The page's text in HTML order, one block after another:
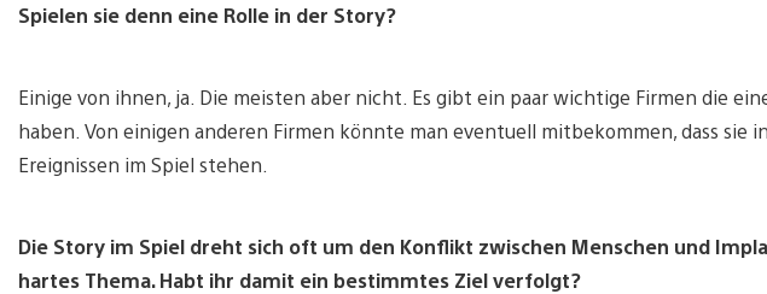
Spielen sie denn eine Rolle in der Story?
Einige von ihnen, ja. Die meisten aber nicht. Es gibt ein paar wichtige Firmen die
haben. Von einigen anderen Firmen könnte man eventuell mitbekommen, dass sie
Ereignissen im Spiel stehen.
Die Story im Spiel dreht sich oft um den Konflikt zwischen Menschen und
hartes Thema. Habt ihr damit ein bestimmtes Ziel verfolgt?